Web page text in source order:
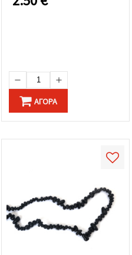
(31in) Πλήρης Κλωστή,
ΑΓΟΡΆ